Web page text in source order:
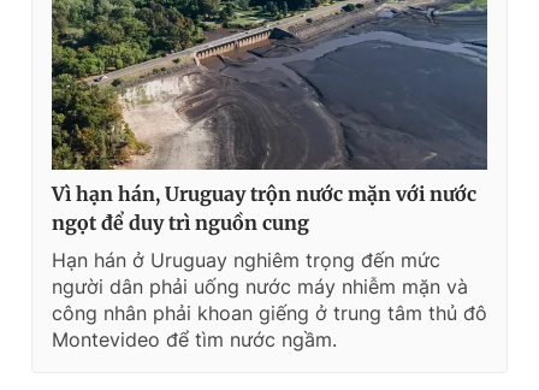
Vì hạn hán, Uruguay trộn nước mặn với nước
ngọt để duy trì nguồn cung
Hạn hán ở Uruguay nghiêm trọng đến mức
người dân phải uống nước máy nhiễm mặn và
công nhân phải khoan giếng ở trung tâm thủ đô
Montevideo để tìm nước ngầm.